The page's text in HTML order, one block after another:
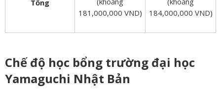
Tổng
181,000,000 VND)
184,000,000 VND)
Chế độ học bổng trường đại học
Yamaguchi Nhật Bản